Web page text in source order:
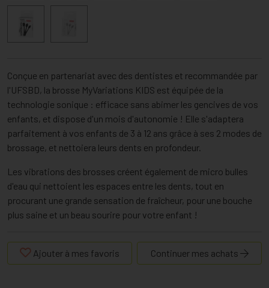
Conçue en partenariat avec des dentistes et recommandée par
l'UFSBD, la brosse MyVariations KIDS est équipée de la
technologie sonique : efficace sans abimer les gencives de vos
enfants, et dispose d'un mois d'autonomie ! Elle s'adaptera
parfaitement à vos enfants de 3 à 12 ans grâce à ses 2 modes de
brossage, et nettoiera leurs dents en profondeur.
Les vibrations des brosses créent également de micro bulles
d'eau qui nettoient les espaces entre les dents, tout en
procurant une grande sensation de fraîcheur, pour une bouche
plus saine et un beau sourire pour votre enfant !
Ajouter à mes favoris Continuer mes achats